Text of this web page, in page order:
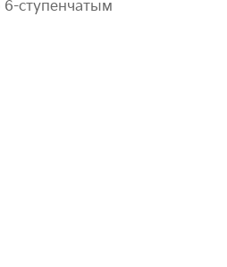
6-ступенчатым